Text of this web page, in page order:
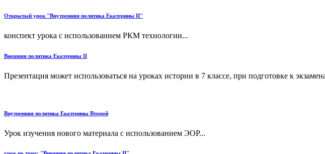
Открытый урок "Внутренняя политика Екатерины II"
конспект урока с использованием РКМ технологии...
Внешняя политика Екатерины II
Презентация может использоваться на уроках истории в 7 классе, при подготовке к
Внутренняя политика Екатерины Второй
Урок изучения нового материала с использованием ЭОР...